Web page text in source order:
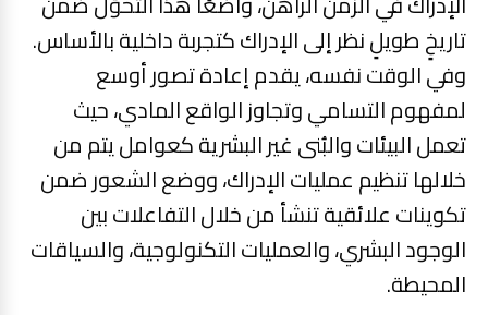
تاريخٍ طويلٍ نظر إلى الإدراك كتجربة داخلية بالأساس.
وفي الوقت نفسه، يقدم إعادة تصور أوسع
لمفهوم التسامي وتجاوز الواقع المادي، حيث
تعمل البيئات والبُنى غير البشرية كعوامل يتم من
خلالها تنظيم عمليات الإدراك، ووضع الشعور ضمن
تكوينات علائقية تنشأ من خلال التفاعلات بين
الوجود البشري، والعمليات التكنولوجية، والسياقات
المحيطة.